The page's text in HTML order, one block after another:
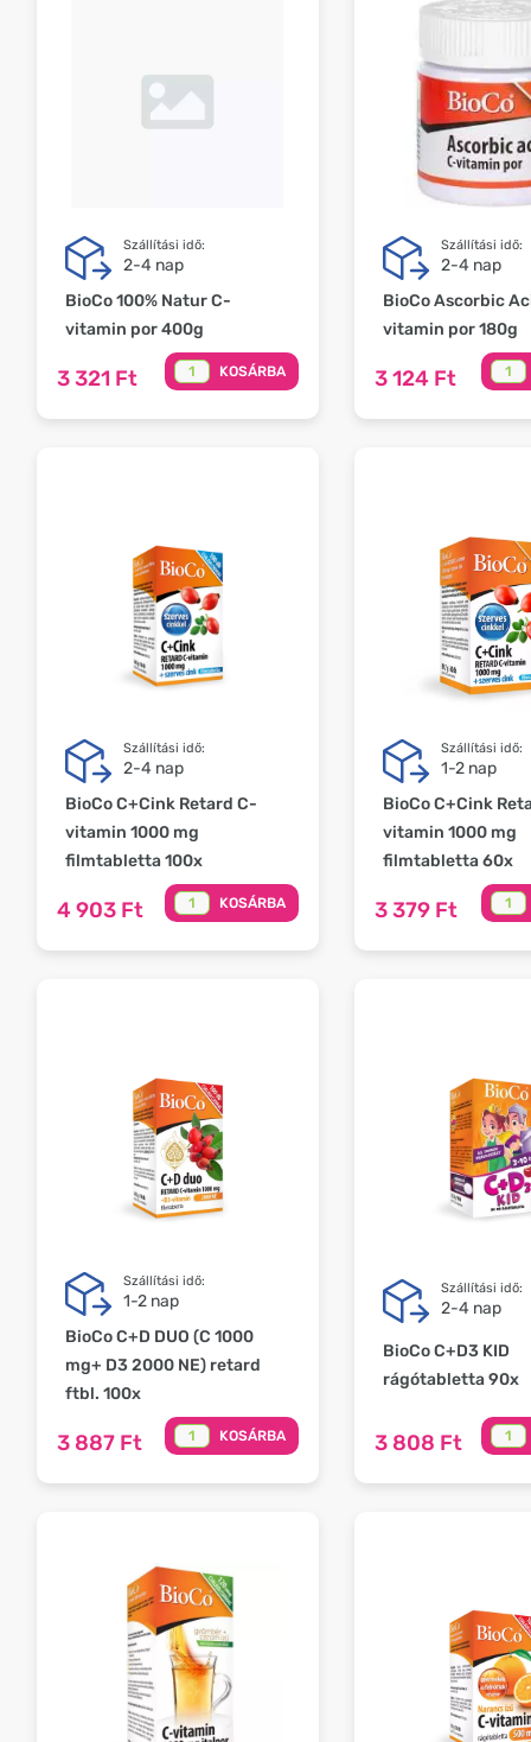
Szállítási idő:
2-4 nap
BioCo 100% Natur C-
vitamin por 400g
3 321 Ft KOSÁRBA
Szállítási idő:
2-4 nap
BioCo Ascorbic
vitamin por 180g
3 124 Ft
Szállítási idő:
2-4 nap
BioCo C+Cink Retard C-
vitamin 1000 mg
filmtabletta 100x
4 903 Ft KOSÁRBA
Szállítási idő:
1-2 nap
BioCo C+Cink
vitamin 1000 mg
filmtabletta 60x
3 379 Ft
Szállítási idő:
1-2 nap
BioCo C+D DUO (C 1000
mg+ D3 2000 NE) retard
ftbl. 100x
3 887 Ft KOSÁRBA
Szállítási idő:
2-4 nap
BioCo C+D3 KID
rágótabletta 90x
3 808 Ft